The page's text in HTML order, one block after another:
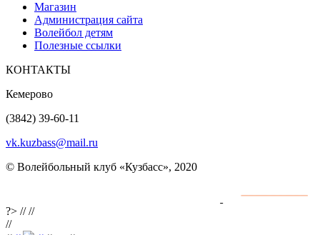
Магазин
Администрация сайта
Волейбол детям
Полезные ссылки
КОНТАКТЫ
Кемерово
(3842) 39-60-11
vk.kuzbass@mail.ru
© Волейбольный клуб «Кузбасс», 2020
?> ////
//